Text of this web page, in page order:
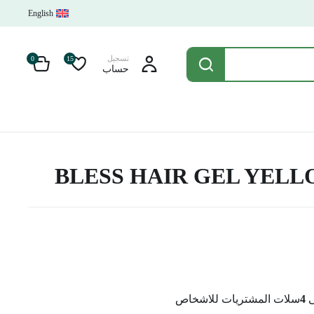
English
تسجيل
حساب
15
0
BLESS HAIR GEL
4سلات المشتريات للاشخاص